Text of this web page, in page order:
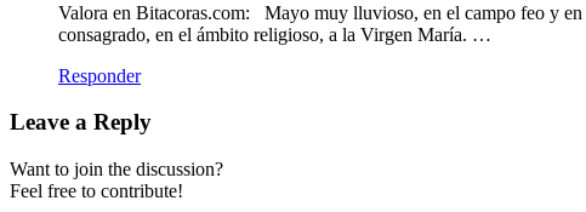
Valora en Bitacoras.com: Mayo muy lluvioso, en el campo feo y en
consagrado, en el ámbito religioso, a la Virgen María. …
Responder
Leave a Reply
Want to join the discussion?
Feel free to contribute!